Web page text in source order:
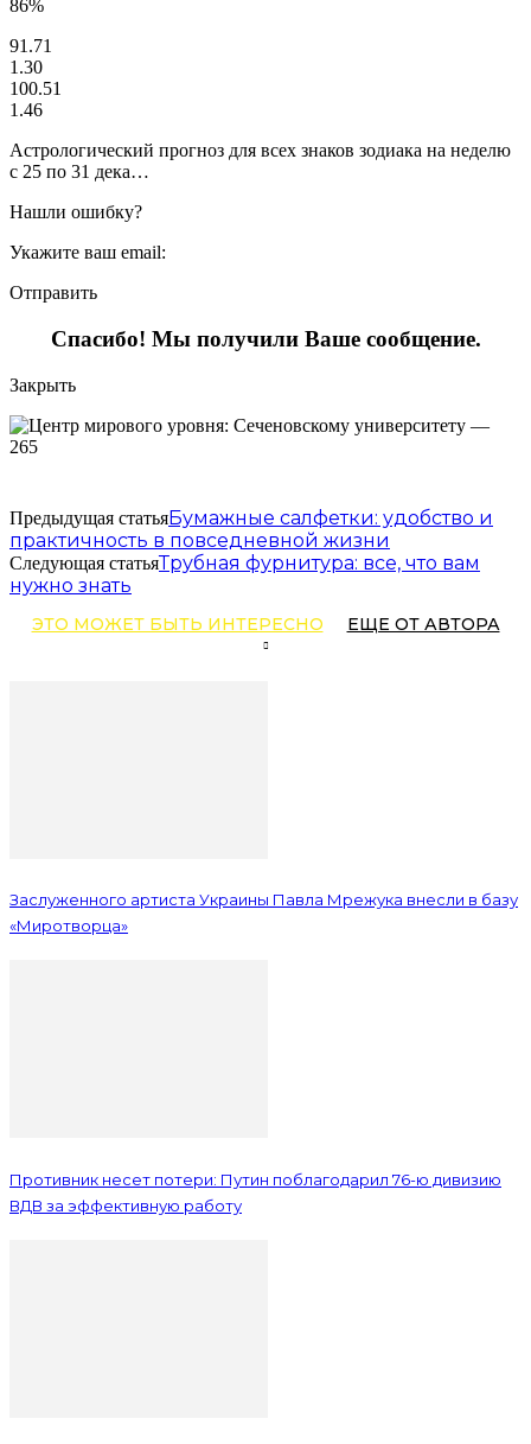
86%
91.71
1.30
100.51
1.46
Астрологический прогноз для всех знаков зодиака на неделю
с 25 по 31 дека…
Нашли ошибку?
Укажите ваш email:
Отправить
Спасибо! Мы получили Ваше сообщение.
Закрыть
Предыдущая статьяБумажные салфетки: удобство и
практичность в повседневной жизни
Следующая статьяТрубная фурнитура: все, что вам
нужно знать
ЭТО МОЖЕТ БЫТЬ ИНТЕРЕСНО ЕЩЕ ОТ АВТОРА
Заслуженного артиста Украины Павла Мрежука внесли в базу
«Миротворца»
Противник несет потери: Путин поблагодарил 76-ю дивизию
ВДВ за эффективную работу